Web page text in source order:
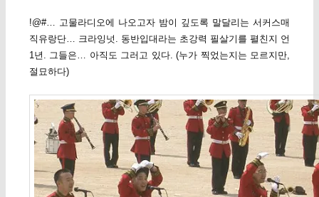
!@#… 고물라디오에 나오고자 밤이 깊도록 말달리는 서커스매
직유랑단… 크라잉넛. 동반입대라는 초강력 필살기를 펼친지 언
1년. 그들은… 아직도 그러고 있다. (누가 찍었는지는 모르지만,
절묘하다)